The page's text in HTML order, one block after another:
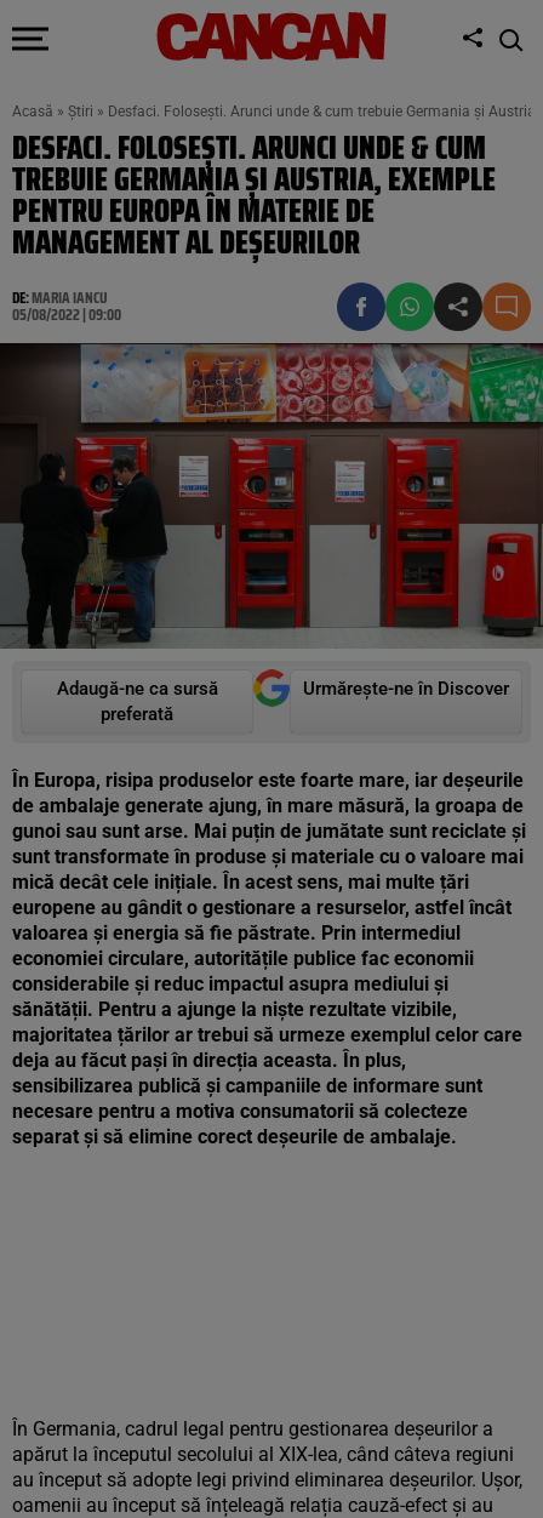
Acasă » Știri » Desfaci. Folosești. Arunci unde & cum trebuie Germania și
DESFACI. FOLOSEȘTI. ARUNCI UNDE & CUM
TREBUIE GERMANIA ȘI AUSTRIA, EXEMPLE
PENTRU EUROPA ÎN MATERIE DE
MANAGEMENT AL DEȘEURILOR
DE:MARIA IANCU
05/08/2022 | 09:00
Adaugă-ne ca sursă
preferată
Urmărește-ne în Discover
În Europa, risipa produselor este foarte mare, iar deșeurile
de ambalaje generate ajung, în mare măsură, la groapa de
gunoi sau sunt arse. Mai puțin de jumătate sunt reciclate și
sunt transformate în produse și materiale cu o valoare mai
mică decât cele inițiale. În acest sens, mai multe țări
europene au gândit o gestionare a resurselor, astfel încât
valoarea și energia să fie păstrate. Prin intermediul
economiei circulare, autoritățile publice fac economii
considerabile și reduc impactul asupra mediului și
sănătății. Pentru a ajunge la niște rezultate vizibile,
majoritatea țărilor ar trebui să urmeze exemplul celor care
deja au făcut pași în direcția aceasta. În plus,
sensibilizarea publică și campaniile de informare sunt
necesare pentru a motiva consumatorii să colecteze
separat și să elimine corect deșeurile de ambalaje.
În Germania, cadrul legal pentru gestionarea deșeurilor a
apărut la începutul secolului al XIX-lea, când câteva regiuni
au început să adopte legi privind eliminarea deșeurilor. Ușor,
oamenii au început să înțeleagă relația cauză-efect și au